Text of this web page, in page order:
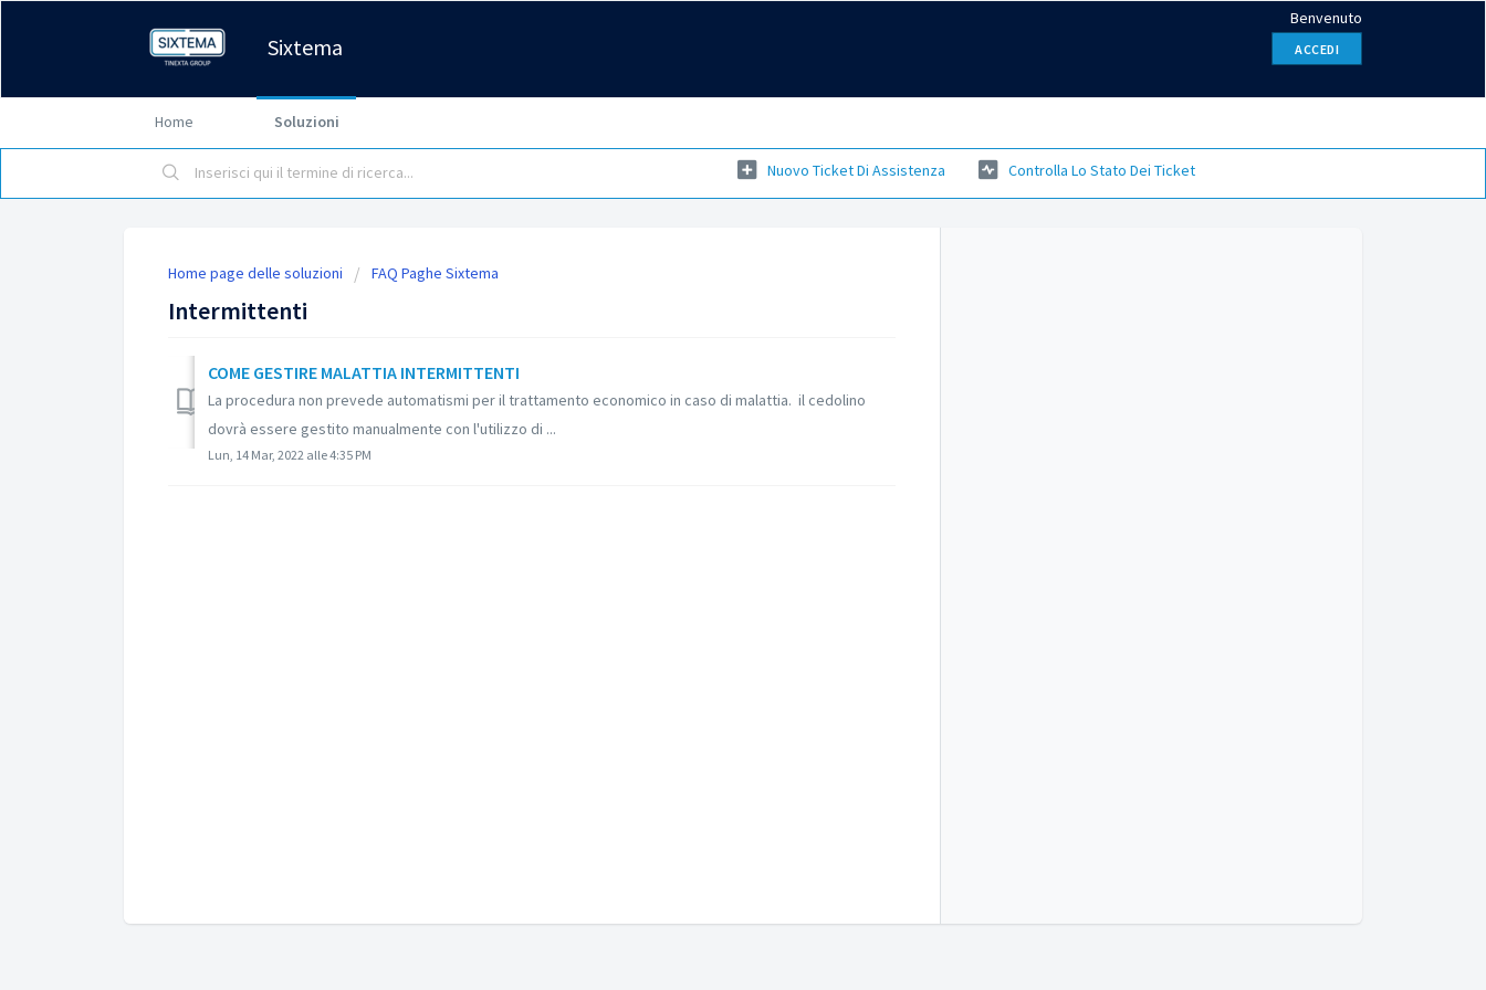
Sixtema
Benvenuto
ACCEDI
Home Soluzioni
Nuovo Ticket Di Assistenza Controlla Lo Stato Dei Ticket
Home page delle soluzioni FAQ Paghe Sixtema
Intermittenti
COME GESTIRE MALATTIA INTERMITTENTI
La procedura non prevede automatismi per il trattamento economico in caso di malattia. il cedolino
dovrà essere gestito manualmente con l'utilizzo di ...
Lun, 14 Mar, 2022 alle 4:35 PM